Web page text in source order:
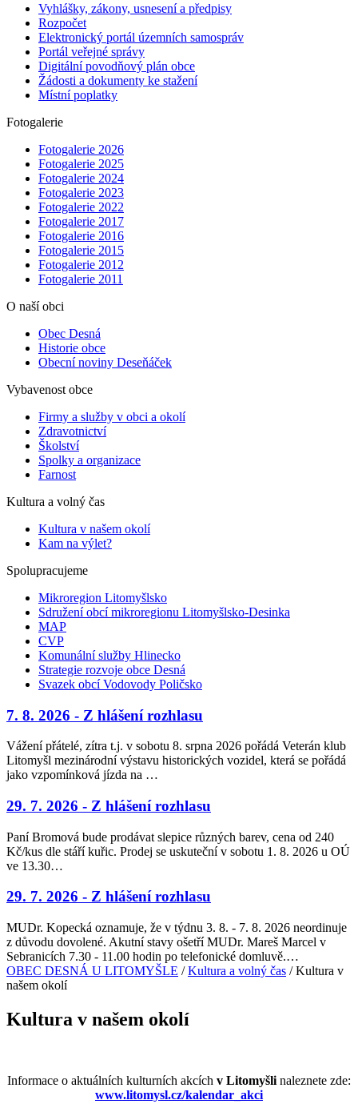
Vyhlášky, zákony, usnesení a předpisy
Rozpočet
Elektronický portál územních samospráv
Portál veřejné správy
Digitální povodňový plán obce
Žádosti a dokumenty ke stažení
Místní poplatky
Fotogalerie
Fotogalerie 2026
Fotogalerie 2025
Fotogalerie 2024
Fotogalerie 2023
Fotogalerie 2022
Fotogalerie 2017
Fotogalerie 2016
Fotogalerie 2015
Fotogalerie 2012
Fotogalerie 2011
O naší obci
Obec Desná
Historie obce
Obecní noviny Deseňáček
Vybavenost obce
Firmy a služby v obci a okolí
Zdravotnictví
Školství
Spolky a organizace
Farnost
Kultura a volný čas
Kultura v našem okolí
Kam na výlet?
Spolupracujeme
Mikroregion Litomyšlsko
Sdružení obcí mikroregionu Litomyšlsko-Desinka
MAP
CVP
Komunální služby Hlinecko
Strategie rozvoje obce Desná
Svazek obcí Vodovody Poličsko
7. 8. 2026 - Z hlášení rozhlasu
Vážení přátelé, zítra t.j. v sobotu 8. srpna 2026 pořádá Veterán klub
Litomyšl mezinárodní výstavu historických vozidel, která se pořádá
jako vzpomínková jízda na …
29. 7. 2026 - Z hlášení rozhlasu
Paní Bromová bude prodávat slepice různých barev, cena od 240
Kč/kus dle stáří kuřic. Prodej se uskuteční v sobotu 1. 8. 2026 u OÚ
ve 13.30…
29. 7. 2026 - Z hlášení rozhlasu
MUDr. Kopecká oznamuje, že v týdnu 3. 8. - 7. 8. 2026 neordinuje
z důvodu dovolené. Akutní stavy ošetří MUDr. Mareš Marcel v
Sebranicích 7.30 - 11.00 hodin po telefonické domluvě.…
OBEC DESNÁ U LITOMYŠLE /Kultura a volný čas / Kultura v
našem okolí
Kultura v našem okolí
Informace o aktuálních kulturních akcích v Litomyšli naleznete zde:
www.litomysl.cz/kalendar_akci